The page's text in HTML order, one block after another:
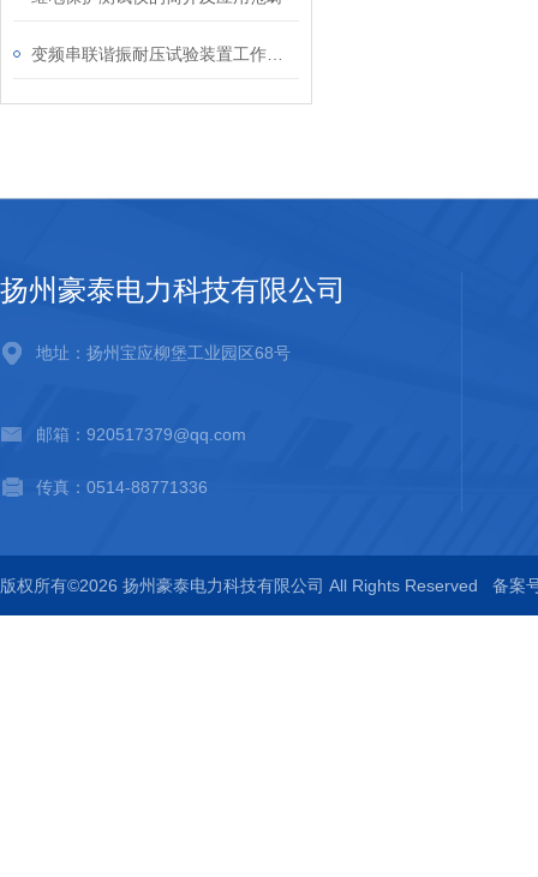
扬州豪泰电力科技有限公司
地址：扬州宝应柳堡工业园区68号
邮箱：920517379@qq.com
传真：0514-88771336
版权所有©2026 扬州豪泰电力科技有限公司 All Rights Reserved 备案